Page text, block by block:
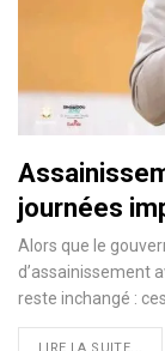
journées
Alors que le
d’assainissement
reste inchangé :